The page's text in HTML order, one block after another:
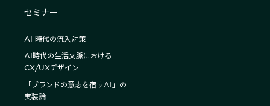
セミナー
AI 時代の流入対策
AI時代の生活文脈における
CX/UXデザイン
「ブランドの意志を宿すAI」の
実装論